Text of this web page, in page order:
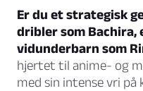
Er du et strategisk
dribler som Bachira,
vidunderbarn som
hjertet til anime- og
med sin intense vri på